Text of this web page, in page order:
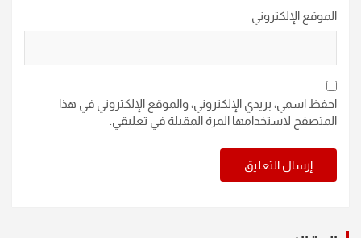
الموقع الإلكتروني
احفظ اسمي، بريدي الإلكتروني، والموقع الإلكتروني في هذا
المتصفح لاستخدامها المرة المقبلة في تعليقي.